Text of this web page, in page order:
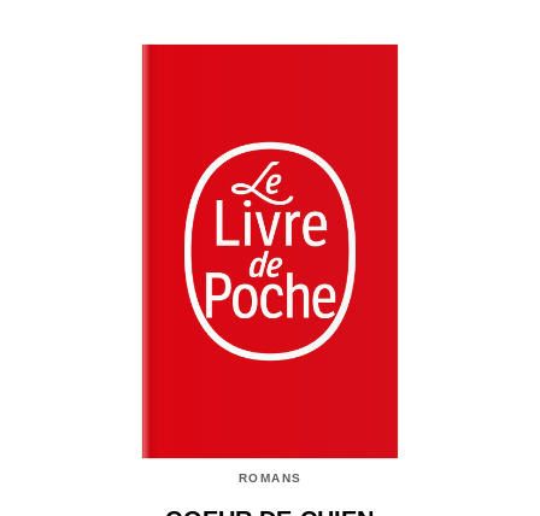
ROMANS